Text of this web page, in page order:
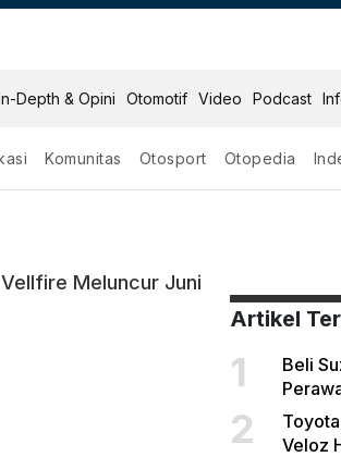
Depth & Opini Otomotif Video Podcast
Komunitas Otosport Otopedia
Meluncur Juni
Artikel
1
Beli
2
Veloz